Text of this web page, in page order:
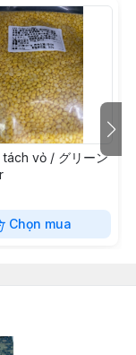
vỏ / グリーン
Chọn mua